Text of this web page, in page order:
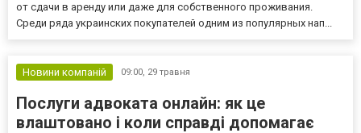
от сдачи в аренду или даже для собственного проживания.
Среди ряда украинских покупателей одним из популярных нап...
Новини компаній 09:00, 29 травня
Послуги адвоката онлайн: як це
влаштовано і коли справді допомагає